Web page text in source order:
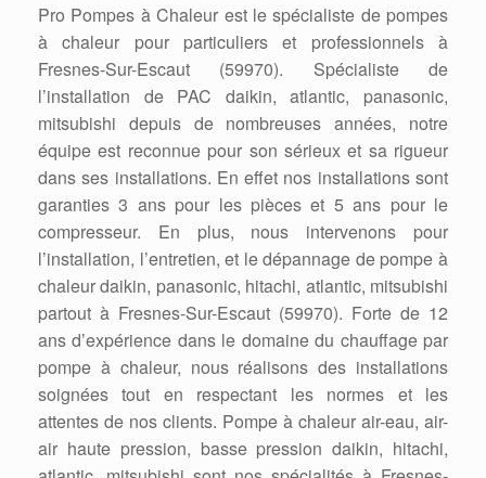
Pro Pompes à Chaleur est le spécialiste de pompes
à chaleur pour particuliers et professionnels à
Fresnes-Sur-Escaut (59970). Spécialiste de
l’installation de PAC daikin, atlantic, panasonic,
mitsubishi depuis de nombreuses années, notre
équipe est reconnue pour son sérieux et sa rigueur
dans ses installations. En effet nos installations sont
garanties 3 ans pour les pièces et 5 ans pour le
compresseur. En plus, nous intervenons pour
l’installation, l’entretien, et le dépannage de pompe à
chaleur daikin, panasonic, hitachi, atlantic, mitsubishi
partout à Fresnes-Sur-Escaut (59970). Forte de 12
ans d’expérience dans le domaine du chauffage par
pompe à chaleur, nous réalisons des installations
soignées tout en respectant les normes et les
attentes de nos clients. Pompe à chaleur air-eau, air-
air haute pression, basse pression daikin, hitachi,